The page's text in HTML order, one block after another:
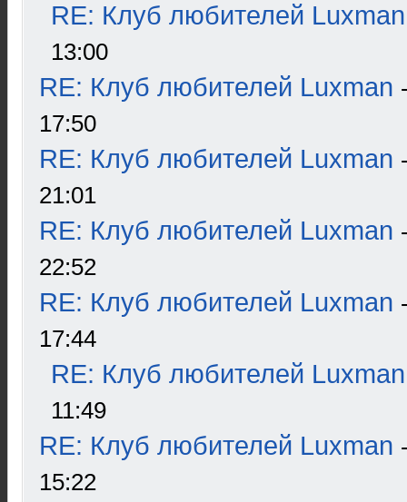
RE: Клуб любителей Luxman
13:00
RE: Клуб любителей Luxman
17:50
RE: Клуб любителей Luxman
21:01
RE: Клуб любителей Luxman
22:52
RE: Клуб любителей Luxman
17:44
RE: Клуб любителей Luxman
11:49
RE: Клуб любителей Luxman
15:22